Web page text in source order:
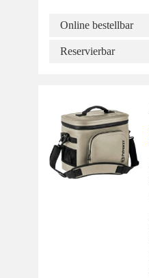
Online bestellbar
Reservierbar